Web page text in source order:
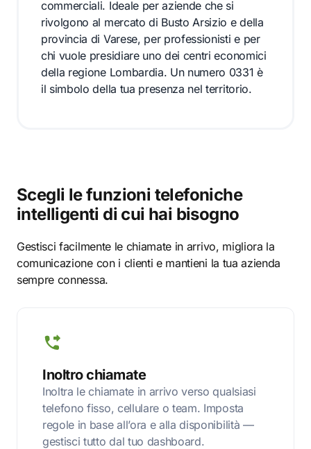
commerciali. Ideale per aziende che si
rivolgono al mercato di Busto Arsizio e della
provincia di Varese, per professionisti e per
chi vuole presidiare uno dei centri economici
della regione Lombardia. Un numero 0331 è
il simbolo della tua presenza nel territorio.
Scegli le funzioni telefoniche
intelligenti di cui hai bisogno
Gestisci facilmente le chiamate in arrivo, migliora la
comunicazione con i clienti e mantieni la tua azienda
sempre connessa.
Inoltro chiamate
Inoltra le chiamate in arrivo verso qualsiasi
telefono fisso, cellulare o team. Imposta
regole in base all’ora e alla disponibilità —
gestisci tutto dal tuo dashboard.